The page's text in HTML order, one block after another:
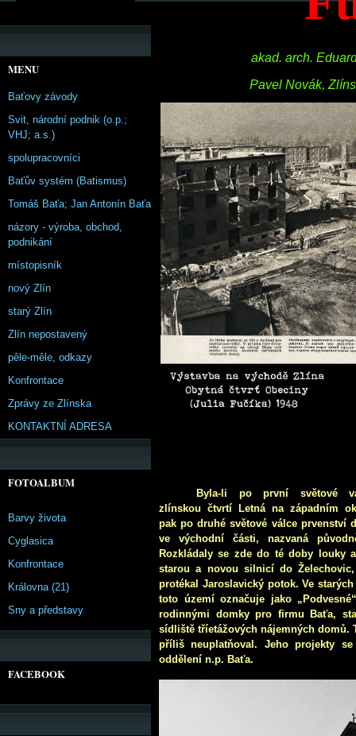
akad. arch.
Pavel Novák,
Byla-li po první světové
zlínskou čtvrtí Letná na západním
pak po druhé světové válce prvenství
ve východní části, nazvaná
Rozkládaly se zde do té doby louky
starou a novou silnicí do
protékal Jaroslavický potok. Ve
toto území označuje jako
rodinnými domky pro firmu Baťa,
sídliště tříetážových nájemných domů.
příliš neuplatňoval. Jeho projekty
oddělení n.p. Baťa.
MENU
Baťovy závody
Svit, národní podnik (o.p.;
VHJ; a.s.)
spolupracovníci
Baťův systém (Batismus)
Tomáš Baťa; Jan Antonín Baťa
názory - výroba, obchod,
podnikání
místopisník
nový Zlín
starý Zlín
Zlín nepostavený
pêle-mêle, odkazy
Konfrontace
Zprávy ze Zlínska
KONTAKTNÍ ADRESA
FOTOALBUM
Barvy života
Cyglasica
Konfrontace
Královna (21)
Sny a představy
FACEBOOK